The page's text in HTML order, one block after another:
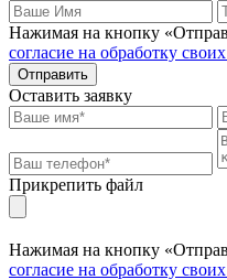
Нажимая на кнопку
согласие на обработку
Отправить
Оставить заявку
Прикрепить файл
Нажимая на кнопку
согласие на обработку